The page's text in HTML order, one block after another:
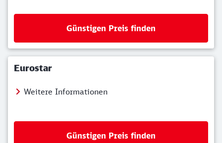
Günstigen Preis finden
Eurostar
Weitere Informationen
Günstigen Preis finden